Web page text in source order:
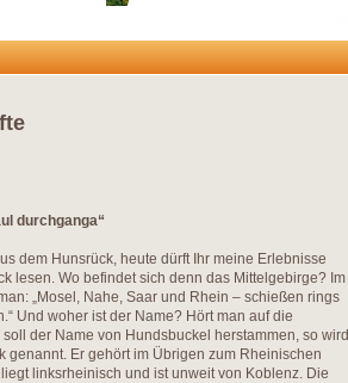
durchganga“
dem Hunsrück, heute dürft Ihr meine Erlebnisse
lesen. Wo befindet sich denn das Mittelgebirge? Im
„Mosel, Nahe, Saar und Rhein – schießen rings
Und woher ist der Name? Hört man auf die
soll der Name von Hundsbuckel herstammen, so wird
genannt. Er gehört im Übrigen zum Rheinischen
linksrheinisch und ist unweit von Koblenz. Die